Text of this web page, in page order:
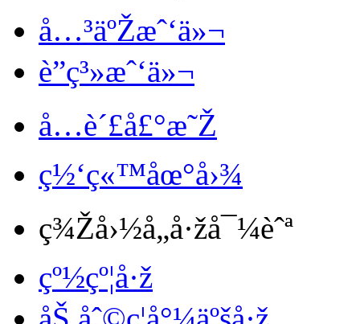
å…³äºŽæˆ‘ä»¬
è”ç³»æˆ‘ä»¬
å…è´£å£°æ˜Ž
ç½‘ç«™åœ°å›¾
ç¾Žå›½å„å·žå¯¼èˆª
çº½çº¦å·ž